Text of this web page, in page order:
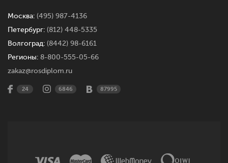
Москва: (495) 987-4136
Петербург: (812) 448-5335
Волгоград: (8442) 98-6161
Регионы: 8-800-555-05-66
zakaz@rosdiplom.ru
24 6846 87995